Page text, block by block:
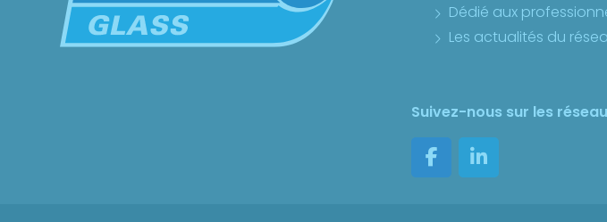
Dédié aux
Les actualités du
Suivez-nous sur les